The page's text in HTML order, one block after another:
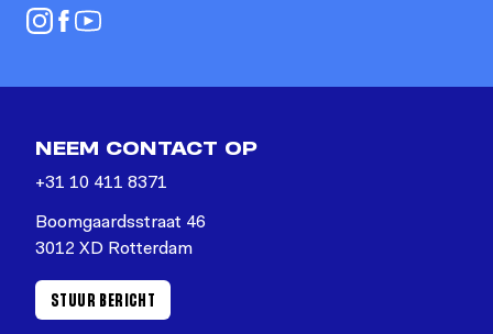
NEEM CONTACT OP
+31 10 411 8371
Boomgaardsstraat 46
3012 XD Rotterdam
STUUR BERICHT